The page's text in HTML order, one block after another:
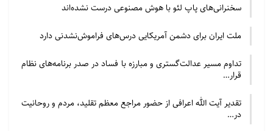
سخنرانی‌های پاپ لئو با هوش مصنوعی درست نشده‌اند
ملت ایران برای دشمن آمریکایی درس‌های فراموش‌نشدنی دارد
تداوم مسیر عدالت‌گستری و مبارزه با فساد در صدر برنامه‌های نظام
قرار…
تقدیر آیت الله اعرافی از حضور مراجع معظم تقلید، مردم و روحانیت
در…